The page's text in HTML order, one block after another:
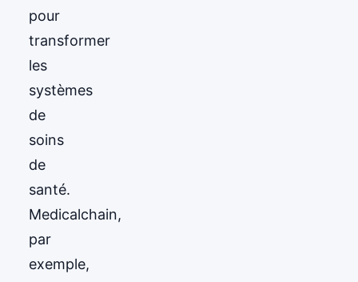
pour
transformer
les
systèmes
de
soins
de
santé.
Medicalchain,
par
exemple,